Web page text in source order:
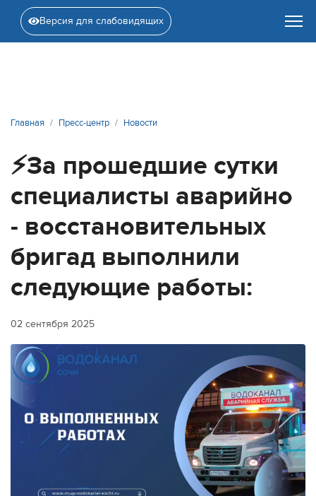
Версия для слабовидящих
Главная Пресс-центр Новости
⚡️За прошедшие сутки
специалисты аварийно
- восстановительных
бригад выполнили
следующие работы:
02 сентября 2025